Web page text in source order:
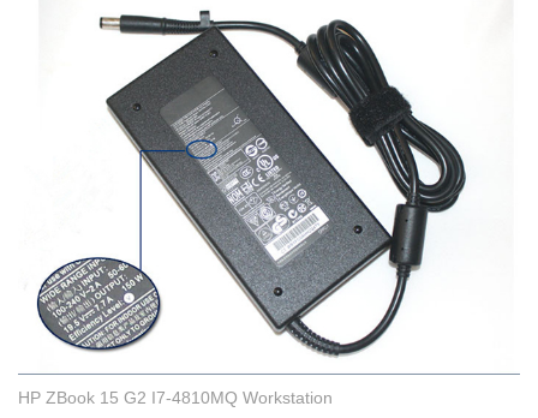
HP ZBook 15 G2 I7-4810MQ Workstation